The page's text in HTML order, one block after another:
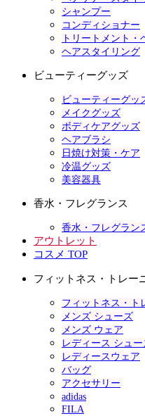
シャンプー
コンディショナー
トリートメント・
ヘアスタイリング
ビューティーグッズ
ビューティーグッ
メイクグッズ
ボディケアグッズ
ヘアブラシ
日焼け対策・ケア
冷温グッズ
美容器具
香水・フレグランス
香水・フレグラン
アウトレット
コスメ TOP
フィットネス・トレー
フィットネス・ト
メンズ シューズ
メンズ ウェア
レディース シュー
レディースウェア
バッグ
アクセサリー
adidas
FILA